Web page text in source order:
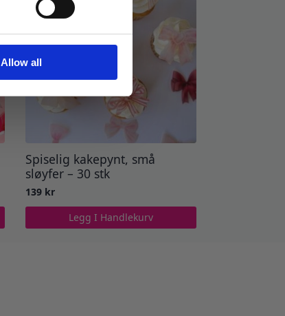
Allow all
Spiselig kakepynt, små
sløyfer – 30 stk
139 kr
Legg I Handlekurv